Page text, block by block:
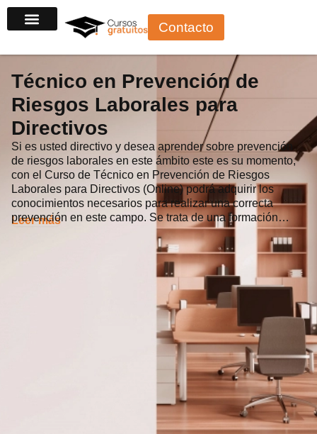
al
Contacto
Técnico en Prevención de
Riesgos Laborales para
Directivos
Si es usted directivo y desea aprender sobre prevención
de riesgos laborales en este ámbito este es su momento,
con el Curso de Técnico en Prevención de Riesgos
Laborales para Directivos (Online) podrá adquirir los
conocimientos necesarios para realizar una correcta
prevención en este campo. Se trata de una formación…
Leer más